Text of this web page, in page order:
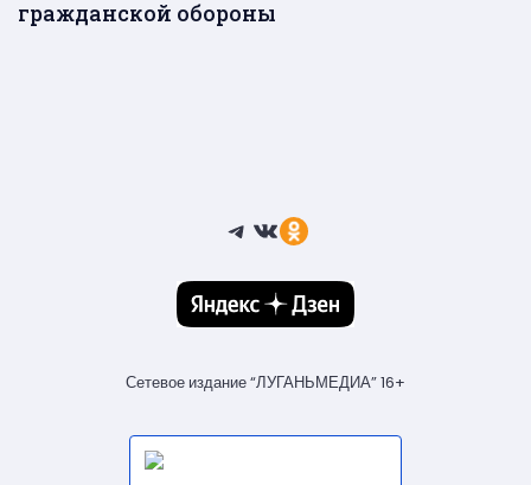
гражданской обороны
Telegram
ВКонтакте
Ссылка
Сетевое издание “ЛУГАНЬМЕДИА” 16+